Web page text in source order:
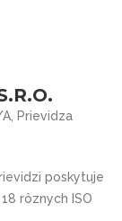
Prievidza
poskytuje
rôznych ISO